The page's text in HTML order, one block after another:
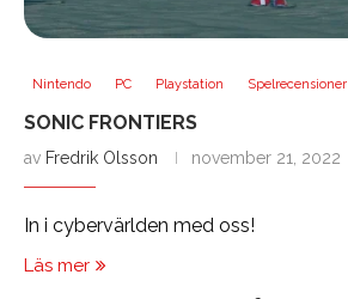
Nintendo PC Playstation Spelrecensioner
SONIC FRONTIERS
av Fredrik Olsson november 21, 2022
In i cybervärlden med oss!
Läs mer